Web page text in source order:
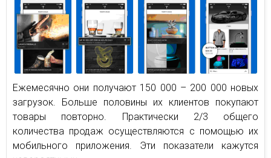
Ежемесячно они получают 150 000 – 200 000 новых
загрузок. Больше половины их клиентов покупают
товары повторно. Практически 2/3 общего
количества продаж осуществляются с помощью их
мобильного приложения. Эти показатели кажутся